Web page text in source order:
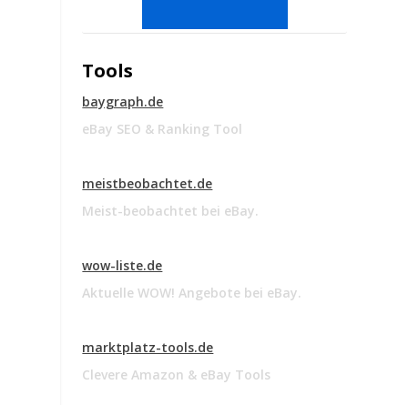
Tools
baygraph.de
eBay SEO & Ranking Tool
meistbeobachtet.de
Meist-beobachtet bei eBay.
wow-liste.de
Aktuelle WOW! Angebote bei eBay.
marktplatz-tools.de
Clevere Amazon & eBay Tools